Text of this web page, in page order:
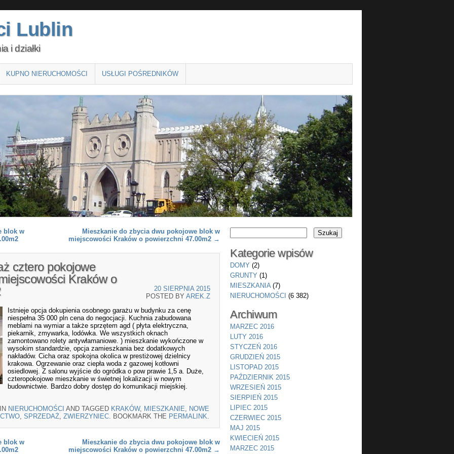
Lublin
i działki
KUPNO NIERUCHOMOŚCI USŁUGI POŚREDNIKÓW
blok w
Mieszkanie do zbycia dwu pokojowe blok w
miejscowości Kraków o powierzchni 47.00m2 →
cztero pokojowe
Kraków o
20 SIERPNIA 2015
POSTED BY AREK.Z
Istnieje opcja dokupienia osobnego garażu w budynku za cenę
niespełna 35 000 pln cena do negocjacji. Kuchnia zabudowana
meblami na wymiar a także sprzętem agd ( płyta elektryczna,
piekarnik, zmywarka, lodówka. We wszystkich oknach
zamontowano rolety antywłamaniowe. ) mieszkanie wykończone w
wysokim standardzie, opcja zamieszkania bez dodatkowych
nakładów. Cicha oraz spokojna okolica w prestiżowej dzielnicy
krakowa. Ogrzewanie oraz ciepła woda z gazowej kotłowni
osiedlowej. Z salonu wyjście do ogródka o pow prawie 1,5 a. Duże,
czteropokojowe mieszkanie w świetnej lokalizacji w nowym
budownictwie. Bardzo dobry dostęp do komunikacji miejskiej.
NIERUCHOMOŚCI AND TAGGED KRAKÓW, MIESZKANIE
NOWE
SPRZEDAŻ ZWIERZYNIEC . BOOKMARK THE PERMALINK
blok w
Mieszkanie do zbycia dwu pokojowe blok w
miejscowości Kraków o powierzchni 47.00m2 →
Kategorie wpisów
DOMY (2)
GRUNTY (1)
MIESZKANIA(7)
NIERUCHOMOŚCI (6 382)
Archiwum
MARZEC 2016
LUTY 2016
STYCZEŃ 2016
GRUDZIEŃ 2015
LISTOPAD 2015
PAŹDZIERNIK 2015
WRZESIEŃ 2015
SIERPIEŃ 2015
LIPIEC 2015
CZERWIEC 2015
MAJ 2015
KWIECIEŃ 2015
MARZEC 2015